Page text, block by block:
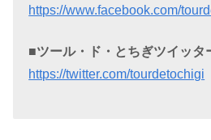
https://www.facebook.com/
■ツール・ド・とちぎツイッタ
https://twitter.com/tourdetochigi